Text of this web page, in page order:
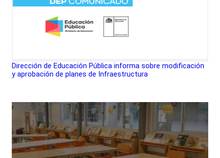
Dirección de Educación Pública informa sobre modificación
y aprobación de planes de Infraestructura